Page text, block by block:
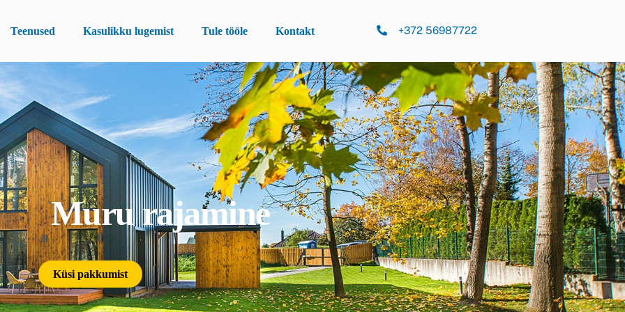
Teenused Kasulikku lugemist Tule tööle Kontakt +372 56987722
Muru rajamine
Küsi pakkumist